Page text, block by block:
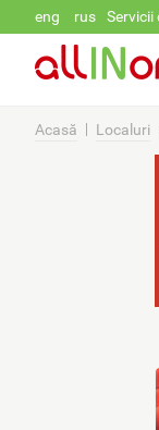
Mergi la conţinutul
eng rus Servicii
Acasă Localuri